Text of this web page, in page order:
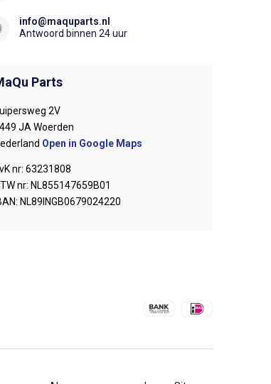
info@maquparts.nl
Antwoord binnen 24 uur
Parts
2V
JA Woerden
Open in Google Maps
nr: 63231808
nr: NL855147659B01
NL89INGB0679024220